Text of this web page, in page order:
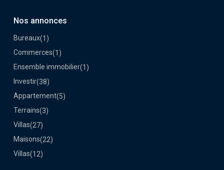
Nos annonces
Bureaux(1)
Commerces(1)
Ensemble immobilier(1)
Investir(38)
Appartement(5)
Terrains(3)
Villas(27)
Maisons(22)
Villas(12)